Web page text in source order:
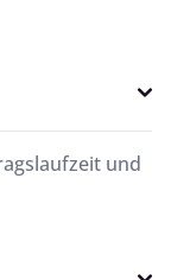
und